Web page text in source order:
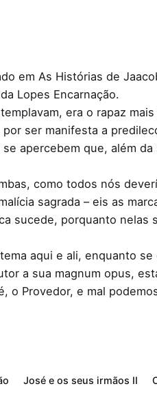
em As Histórias de
Lopes Encarnação.
era o rapaz
ser manifesta a
apercebem que, além
como todos nós
sagrada – eis as
sucede, porquanto nelas
aqui e ali, enquanto
a sua magnum opus,
Provedor, e mal
José e os seus irmãos II